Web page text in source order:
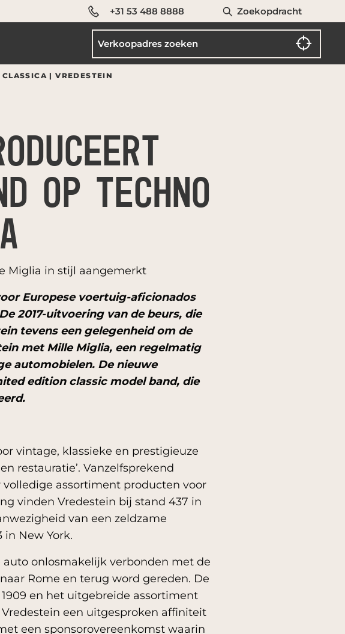
+31 53 488 8888 Zoekopdracht
| VREDESTEIN
OP TECHNO
Miglia in stijl aangemerkt
Europese voertuig-aficionados
2017-uitvoering van de beurs, die
tevens een gelegenheid om de
met Mille Miglia, een regelmatig
automobielen. De nieuwe
edition classic model band, die
vintage, klassieke en prestigieuze
restauratie’. Vanzelfsprekend
assortiment producten voor
vinden Vredestein bij stand 437 in
van een zeldzame
in New York.
auto onlosmakelijk verbonden met de
Rome en terug word gereden. De
en het uitgebreide assortiment
een uitgesproken affiniteit
een sponsorovereenkomst waarin